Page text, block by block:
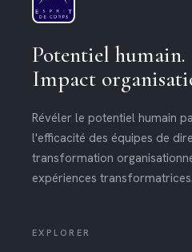
Potentiel humain.
Impact
Révéler le potentiel humain
l'efficacité des équipes de
transformation
expériences transformatrices.
EXPLORER